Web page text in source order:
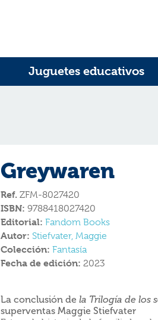
Juguetes educativos
Greywaren
Ref. ZFM-8027420
ISBN: 9788418027420
Editorial: Fandom Books
Autor: Stiefvater, Maggie
Colección: Fantasía
Fecha de edición: 2023
La conclusión de la Trilogía de los
superventas Maggie Stiefvater